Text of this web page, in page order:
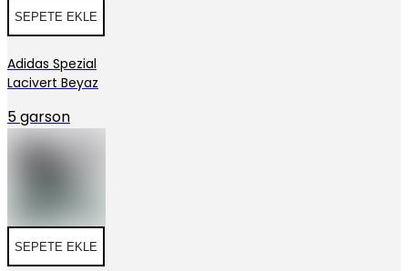
SEPETE EKLE
Adidas Spezial
Lacivert Beyaz
5 garson
SEPETE EKLE